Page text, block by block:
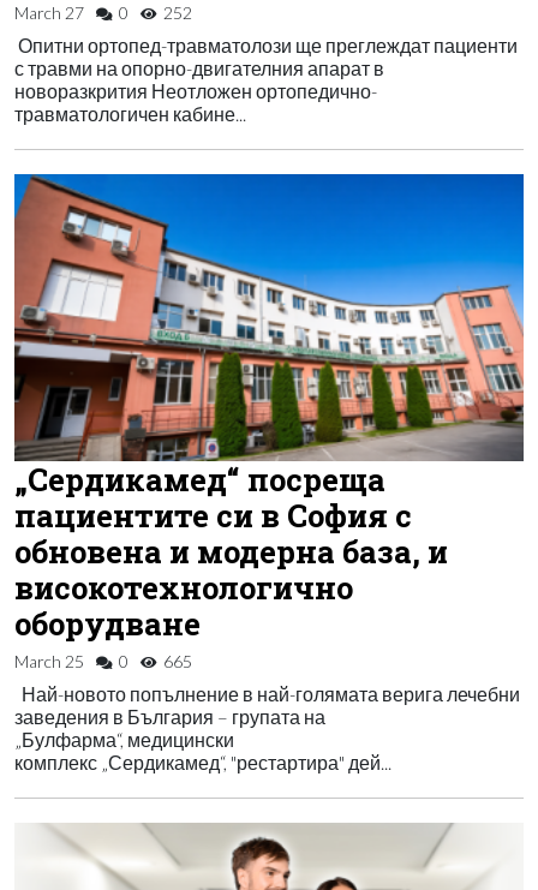
March 27 0 252
Опитни ортопед-травматолози ще преглеждат пациенти
с травми на опорно-двигателния апарат в
новоразкрития Неотложен ортопедично-
травматологичен кабине...
„Сердикамед“ посреща
пациентите си в София с
обновена и модерна база, и
високотехнологично
оборудване
March 25 0 665
Най-новото попълнение в най-голямата верига лечебни
заведения в България – групата на
„Булфарма“, медицински
комплекс „Сердикамед“, "рестартира" дей...